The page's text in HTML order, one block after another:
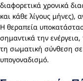
διαφορετικά χρονικά
και κάθε λίγους μήνες),
Η θεραπεία
σημαντικά την
τη σωματική σύνθεση σε
υπογοναδισμό.